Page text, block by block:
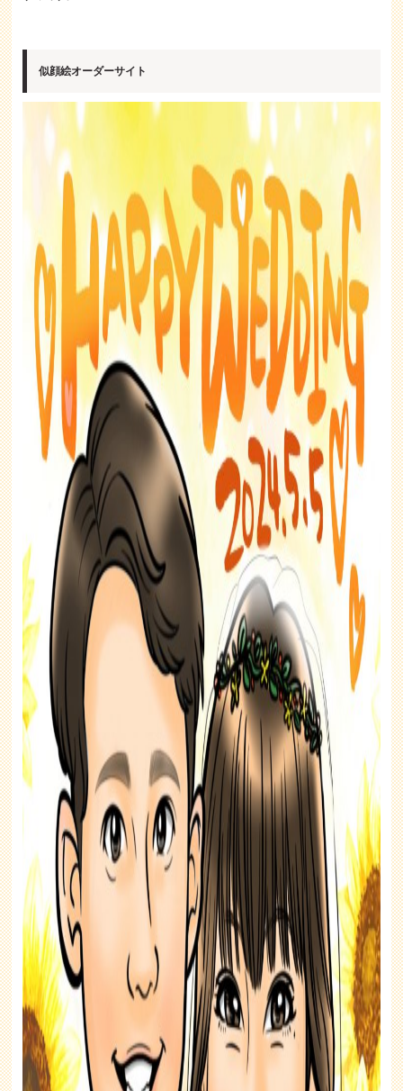
似顔絵オーダーサイト